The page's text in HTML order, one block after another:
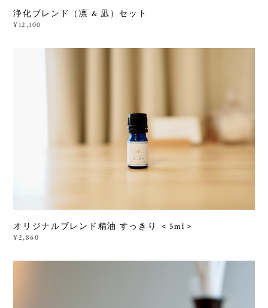
浄化ブレンド（凛 & 凪）セット
¥12,100
オリジナルブレンド精油 すっきり ＜5ml＞
¥2,860